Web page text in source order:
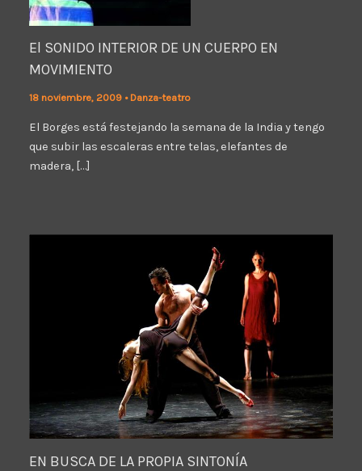
El SONIDO INTERIOR DE UN CUERPO EN
MOVIMIENTO
18 noviembre, 2009 • Danza-teatro
El Borges está festejando la semana de la India y tengo
que subir las escaleras entre telas, elefantes de
madera, […]
EN BUSCA DE LA PROPIA SINTONÍA